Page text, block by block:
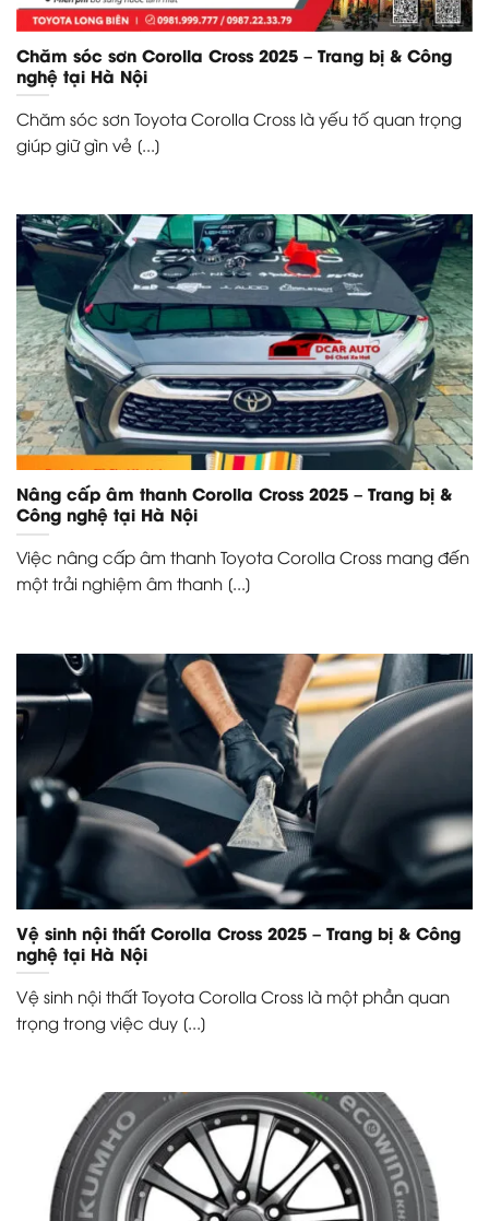
Chăm sóc sơn Corolla Cross 2025 – Trang bị & Công
nghệ tại Hà Nội
Chăm sóc sơn Toyota Corolla Cross là yếu tố quan trọng
giúp giữ gìn vẻ [...]
Nâng cấp âm thanh Corolla Cross 2025 – Trang bị &
Công nghệ tại Hà Nội
Việc nâng cấp âm thanh Toyota Corolla Cross mang đến
một trải nghiệm âm thanh [...]
Vệ sinh nội thất Corolla Cross 2025 – Trang bị & Công
nghệ tại Hà Nội
Vệ sinh nội thất Toyota Corolla Cross là một phần quan
trọng trong việc duy [...]